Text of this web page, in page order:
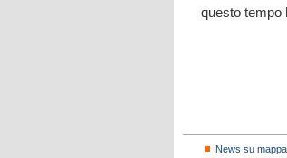
questo tempo
News su mappa